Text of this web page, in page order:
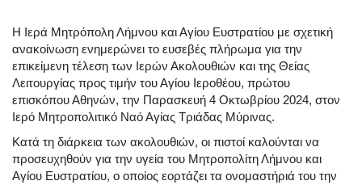
Η Ιερά Μητρόπολη Λήμνου και Αγίου Ευστρατίου με σχετική
ανακοίνωση ενημερώνει το ευσεβές πλήρωμα για την
επικείμενη τέλεση των Ιερών Ακολουθιών και της Θείας
Λειτουργίας προς τιμήν του Αγίου Ιεροθέου, πρώτου
επισκόπου Αθηνών, την Παρασκευή 4 Οκτωβρίου 2024, στον
Ιερό Μητροπολιτικό Ναό Αγίας Τριάδας Μύρινας.
Κατά τη διάρκεια των ακολουθιών, οι πιστοί καλούνται να
προσευχηθούν για την υγεία του Μητροπολίτη Λήμνου και
Αγίου Ευστρατίου, ο οποίος εορτάζει τα ονομαστήριά του την